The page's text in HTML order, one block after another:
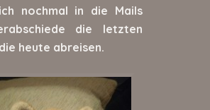
nochmal in die Mails
die letzten
heute abreisen.